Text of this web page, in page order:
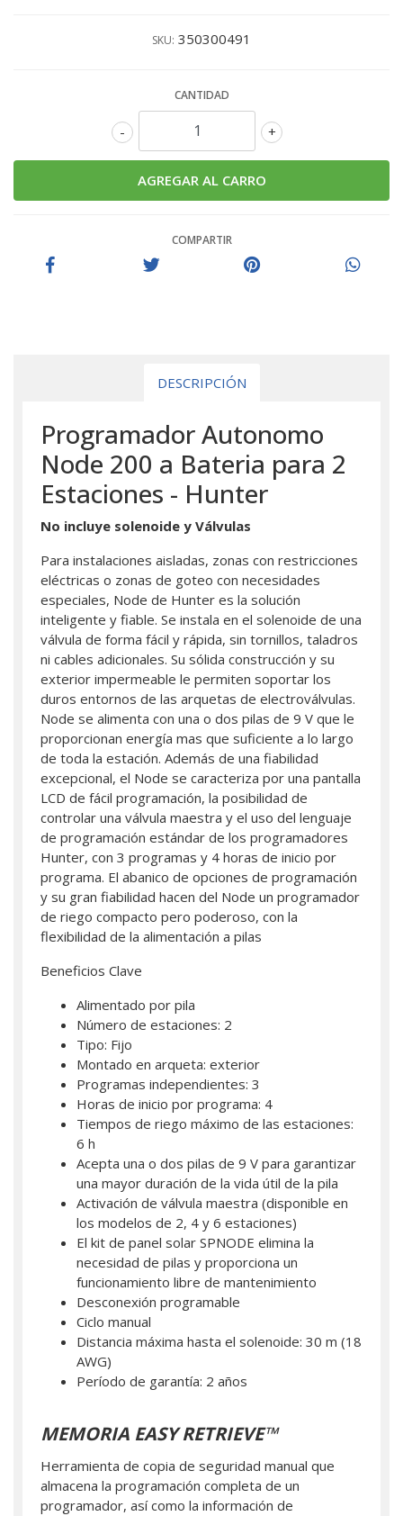
SKU: 350300491
CANTIDAD
+
-
COMPARTIR
DESCRIPCIÓN
Programador Autonomo
Node 200 a Bateria para 2
Estaciones - Hunter
No incluye solenoide y Válvulas
Para instalaciones aisladas, zonas con restricciones
eléctricas o zonas de goteo con necesidades
especiales, Node de Hunter es la solución
inteligente y fiable. Se instala en el solenoide de una
válvula de forma fácil y rápida, sin tornillos, taladros
ni cables adicionales. Su sólida construcción y su
exterior impermeable le permiten soportar los
duros entornos de las arquetas de electroválvulas.
Node se alimenta con una o dos pilas de 9 V que le
proporcionan energía mas que suficiente a lo largo
de toda la estación. Además de una fiabilidad
excepcional, el Node se caracteriza por una pantalla
LCD de fácil programación, la posibilidad de
controlar una válvula maestra y el uso del lenguaje
de programación estándar de los programadores
Hunter, con 3 programas y 4 horas de inicio por
programa. El abanico de opciones de programación
y su gran fiabilidad hacen del Node un programador
de riego compacto pero poderoso, con la
flexibilidad de la alimentación a pilas
Beneficios Clave
Alimentado por pila
Número de estaciones: 2
Tipo: Fijo
Montado en arqueta: exterior
Programas independientes: 3
Horas de inicio por programa: 4
Tiempos de riego máximo de las estaciones:
6 h
Acepta una o dos pilas de 9 V para garantizar
una mayor duración de la vida útil de la pila
Activación de válvula maestra (disponible en
los modelos de 2, 4 y 6 estaciones)
El kit de panel solar SPNODE elimina la
necesidad de pilas y proporciona un
funcionamiento libre de mantenimiento
Desconexión programable
Ciclo manual
Distancia máxima hasta el solenoide: 30 m (18
AWG)
Período de garantía: 2 años
MEMORIA EASY RETRIEVE™
Herramienta de copia de seguridad manual que
almacena la programación completa de un
programador, así como la información de